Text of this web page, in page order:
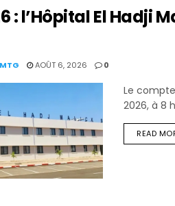
: l’Hôpital El Hadji
AOÛT 6, 2026 0
Le
2026, à 8
READ